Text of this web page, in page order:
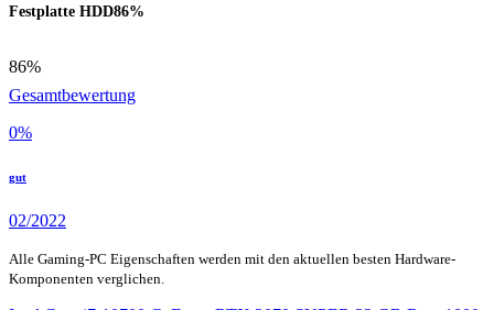
Festplatte HDD86%
86%
Gesamtbewertung
0%
gut
02/2022
Alle Gaming-PC Eigenschaften werden mit den aktuellen besten Hardware-
Komponenten verglichen.